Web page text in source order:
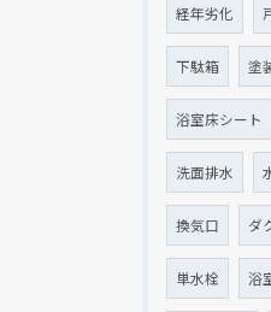
経年劣化
下駄箱 塗
浴室床シート
洗面排水
換気口 ダ
単水栓 浴